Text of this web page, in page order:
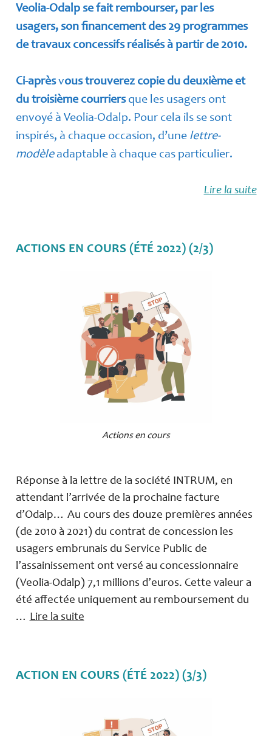
Veolia-Odalp se fait rembourser, par les
usagers, son financement des 29 programmes
de travaux concessifs réalisés à partir de 2010.
Ci-aprèsvous trouverez copie du deuxième et
du troisième courriers que les usagers ont
envoyé à Veolia-Odalp. Pour cela ils se sont
inspirés, à chaque occasion, d’unelettre-
modèleadaptable à chaque cas particulier.
Lire la suite
ACTIONS EN COURS (ÉTÉ 2022) (2/3)
Actions en cours
Réponse à la lettre de la société INTRUM, en
attendant l’arrivée de la prochaine facture
d’Odalp… Au cours des douze premières années
(de 2010 à 2021) du contrat de concession les
usagers embrunais du Service Public de
l’assainissement ont versé au concessionnaire
(Veolia-Odalp) 7,1 millions d’euros. Cette valeur a
été affectée uniquement au remboursement du
… Lire la suite
ACTION EN COURS (ÉTÉ 2022) (3/3)